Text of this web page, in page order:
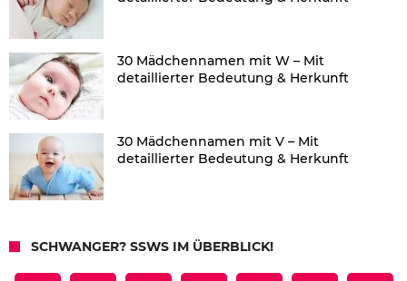
30 Mädchennamen mit W – Mit
detaillierter Bedeutung & Herkunft
30 Mädchennamen mit V – Mit
detaillierter Bedeutung & Herkunft
SCHWANGER? SSWS IM ÜBERBLICK!